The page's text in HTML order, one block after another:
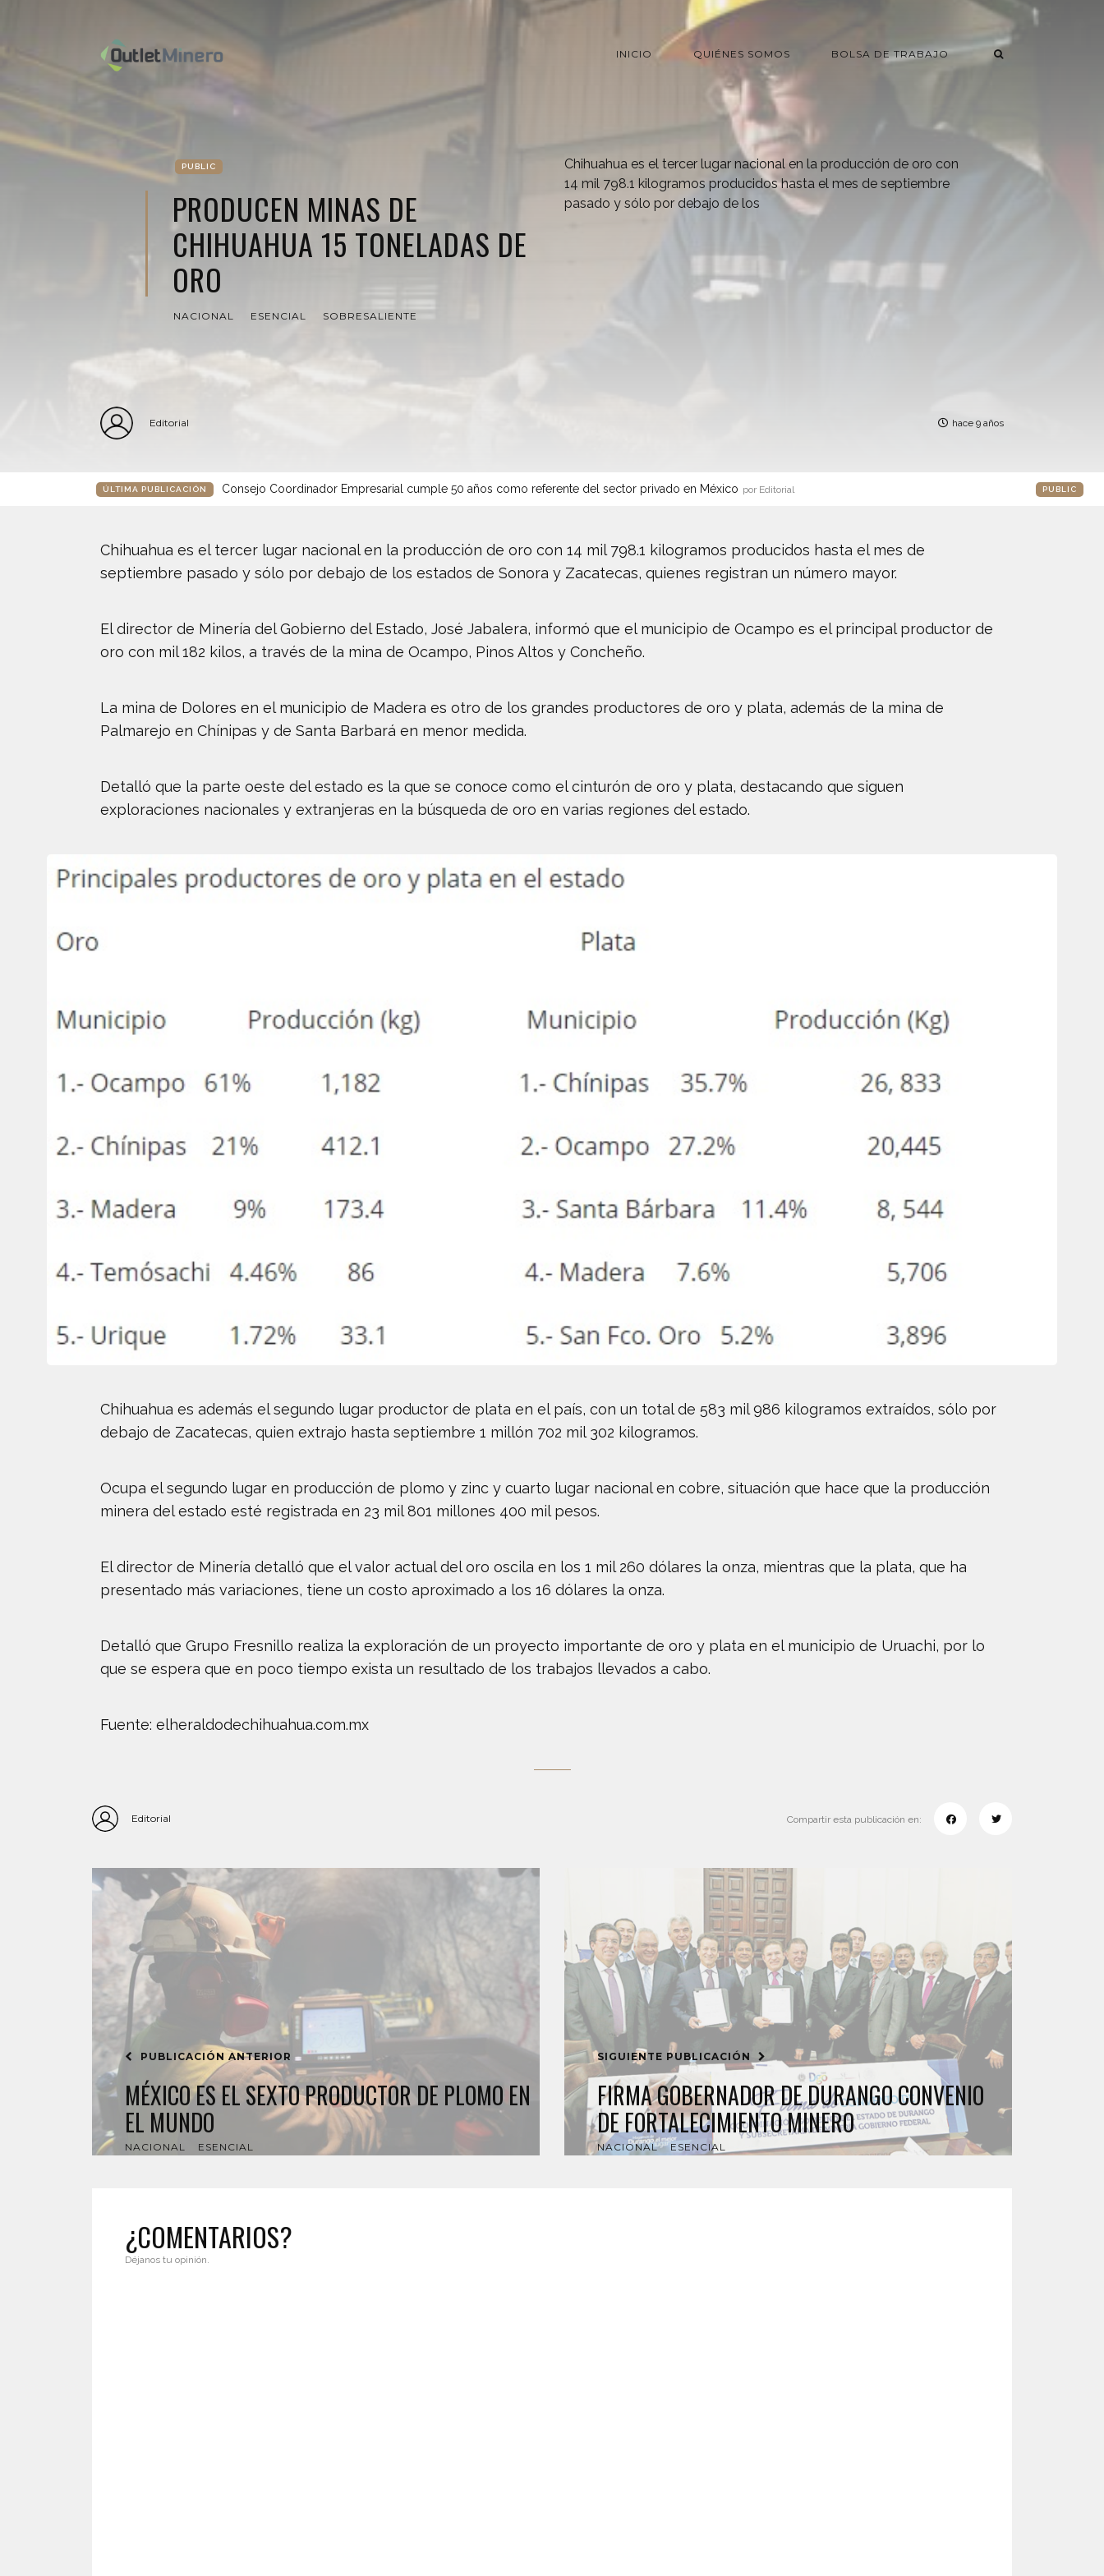
INICIO QUIÉNES SOMOS BOLSA DE TRABAJO
PUBLIC
PRODUCEN MINAS DE
CHIHUAHUA 15 TONELADAS DE
ORO
NACIONAL ESENCIAL SOBRESALIENTE
Chihuahua es el tercer lugar nacional en la producción de oro con
14 mil 798.1 kilogramos producidos hasta el mes de septiembre
pasado y sólo por debajo de los
Editorial hace 9 años
ÚLTIMA PUBLICACIÓN Consejo Coordinador Empresarial cumple 50 años como referente del sector privado en México por Editorial PUBLIC
Chihuahua es el tercer lugar nacional en la producción de oro con 14 mil 798.1 kilogramos producidos hasta el mes de
septiembre pasado y sólo por debajo de los estados de Sonora y Zacatecas, quienes registran un número mayor.
El director de Minería del Gobierno del Estado, José Jabalera, informó que el municipio de Ocampo es el principal productor de
oro con mil 182 kilos, a través de la mina de Ocampo, Pinos Altos y Concheño.
La mina de Dolores en el municipio de Madera es otro de los grandes productores de oro y plata, además de la mina de
Palmarejo en Chínipas y de Santa Barbará en menor medida.
Detalló que la parte oeste del estado es la que se conoce como el cinturón de oro y plata, destacando que siguen
exploraciones nacionales y extranjeras en la búsqueda de oro en varias regiones del estado.
Chihuahua es además el segundo lugar productor de plata en el país, con un total de 583 mil 986 kilogramos extraídos, sólo por
debajo de Zacatecas, quien extrajo hasta septiembre 1 millón 702 mil 302 kilogramos.
Ocupa el segundo lugar en producción de plomo y zinc y cuarto lugar nacional en cobre, situación que hace que la producción
minera del estado esté registrada en 23 mil 801 millones 400 mil pesos.
El director de Minería detalló que el valor actual del oro oscila en los 1 mil 260 dólares la onza, mientras que la plata, que ha
presentado más variaciones, tiene un costo aproximado a los 16 dólares la onza.
Detalló que Grupo Fresnillo realiza la exploración de un proyecto importante de oro y plata en el municipio de Uruachi, por lo
que se espera que en poco tiempo exista un resultado de los trabajos llevados a cabo.
Fuente: elheraldodechihuahua.com.mx
Editorial Compartir esta publicación en:
PUBLICACIÓN ANTERIOR
MÉXICO ES EL SEXTO PRODUCTOR DE PLOMO EN
EL MUNDO
NACIONAL ESENCIAL
SIGUIENTE PUBLICACIÓN
FIRMA GOBERNADOR DE DURANGO CONVENIO
DE FORTALECIMIENTO MINERO
NACIONAL ESENCIAL
¿COMENTARIOS?
Déjanos tu opinión.